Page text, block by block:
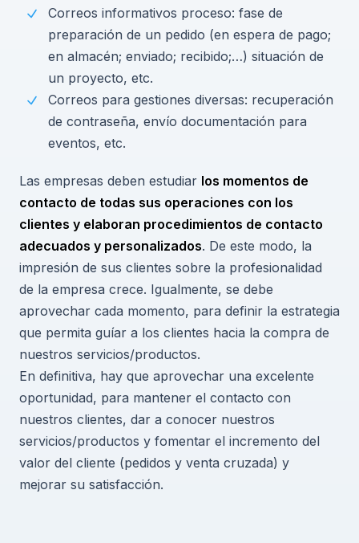
Correos informativos proceso: fase de
preparación de un pedido (en espera de pago;
en almacén; enviado; recibido;…) situación de
un proyecto, etc.
Correos para gestiones diversas: recuperación
de contraseña, envío documentación para
eventos, etc.
Las empresas deben estudiar los momentos de
contacto de todas sus operaciones con los
clientes y elaboran procedimientos de contacto
adecuados y personalizados. De este modo, la
impresión de sus clientes sobre la profesionalidad
de la empresa crece. Igualmente, se debe
aprovechar cada momento, para definir la estrategia
que permita guíar a los clientes hacia la compra de
nuestros servicios/productos.
En definitiva, hay que aprovechar una excelente
oportunidad, para mantener el contacto con
nuestros clientes, dar a conocer nuestros
servicios/productos y fomentar el incremento del
valor del cliente (pedidos y venta cruzada) y
mejorar su satisfacción.